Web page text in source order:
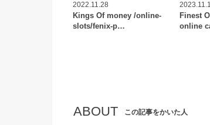
2022.11.28
Kings Of money /online-
slots/fenix-p…
2023.11.1
Finest
online
ABOUT この記事をかいた人